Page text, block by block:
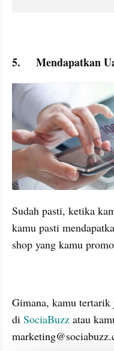
5.	Mendapatkan
Sudah pasti, ketika
kamu pasti
shop yang kamu
Gimana, kamu
di SociaBuzz atau